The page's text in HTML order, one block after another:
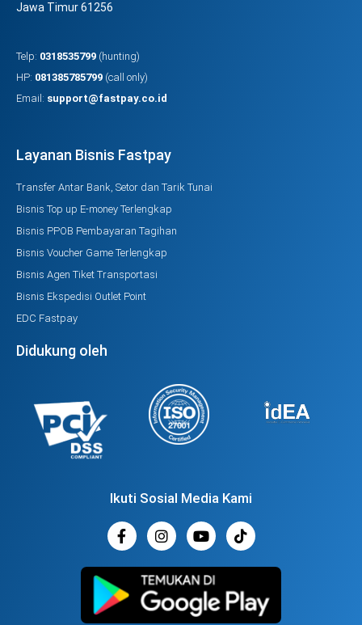
Jawa Timur 61256
Telp: 0318535799 (hunting)
HP: 081385785799 (call only)
Email: support@fastpay.co.id
Layanan Bisnis Fastpay
Transfer Antar Bank, Setor dan Tarik Tunai
Bisnis Top up E-money Terlengkap
Bisnis PPOB Pembayaran Tagihan
Bisnis Voucher Game Terlengkap
Bisnis Agen Tiket Transportasi
Bisnis Ekspedisi Outlet Point
EDC Fastpay
Didukung oleh
Ikuti Sosial Media Kami